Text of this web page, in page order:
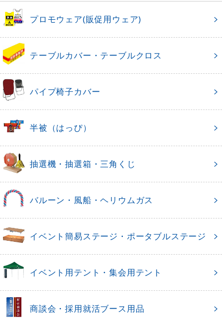
プロモウェア(販促用ウェア)
テーブルカバー・テーブルクロス
パイプ椅子カバー
半被（はっぴ）
抽選機・抽選箱・三角くじ
バルーン・風船・ヘリウムガス
イベント簡易ステージ・ポータブルステージ
イベント用テント・集会用テント
商談会・採用就活ブース用品